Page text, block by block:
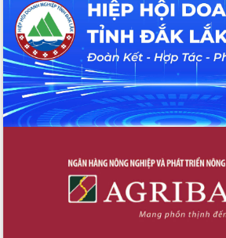
Hội thảo khoa học “Giải pháp thúc đẩy
phát triển nền kinh tế xanh tại tỉnh
Đắk Lắk”
Tăng cường giám sát, đôn đốc thực
hiện nhiệm vụ quản lý tài sản công
hàng tuần
Tháo gỡ những vướng mắc, đẩy mạnh
Đắk Lắk: Tôn vinh 46 giải pháp tại Hội
thi Sáng tạo Kỹ thuật 2024 - 2025
Đắk Lắk rà soát, điều chỉnh Đề án 190